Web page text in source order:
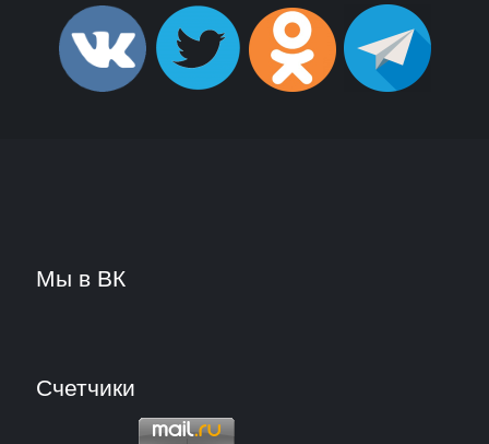
Мы в ВК
Счетчики